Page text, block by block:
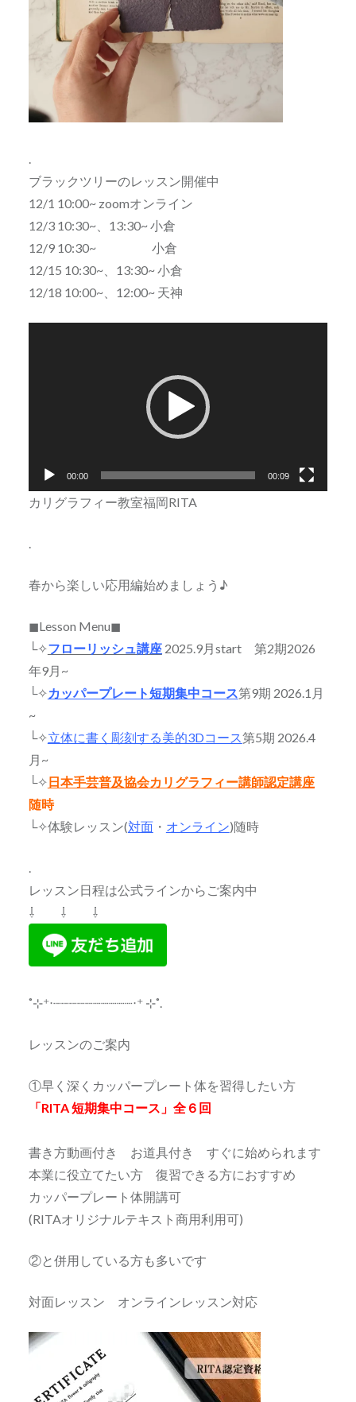
.
ブラックツリーのレッスン開催中
12/1 10:00~ zoomオンライン
12/3 10:30~、13:30~ 小倉
12/9 10:30~ 小倉
12/15 10:30~、13:30~ 小倉
12/18 10:00~、12:00~ 天神
00:00 00:09
カリグラフィー教室福岡RITA
.
春から楽しい応用編始めましょう♪
◼Lesson Menu◼
└✧フローリッシュ講座 2025.9月start 第2期2026
年9月~
└✧カッパープレート短期集中コース第9期 2026.1月
~
└✧立体に書く彫刻する美的3Dコース第5期 2026.4
月~
└✧ 日本手芸普及協会カリグラフィー講師認定講座
随時
└✧体験レッスン(対面・ オンライン)随時
.
レッスン日程は公式ラインからご案内中
⇩ ⇩ ⇩
˚⊹⁺‧┈┈┈┈┈┈┈┈┈┈‧⁺ ⊹˚.
レッスンのご案内
①早く深くカッパープレート体を習得したい方
「RITA 短期集中コース」全６回
書き方動画付き お道具付き すぐに始められます
本業に役立てたい方 復習できる方におすすめ
カッパープレート体開講可
(RITAオリジナルテキスト商用利用可)
②と併用している方も多いです
対面レッスン オンラインレッスン対応